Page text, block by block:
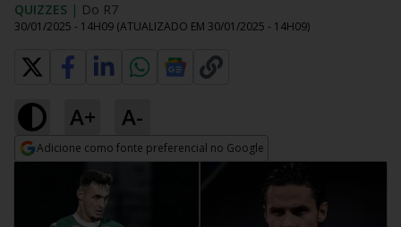
QUIZZES | Do R7
30/01/2025 - 14H09 (ATUALIZADO EM 30/01/2025 - 14H09)
A+ A-
Adicione como fonte preferencial no Google
Opens in new window